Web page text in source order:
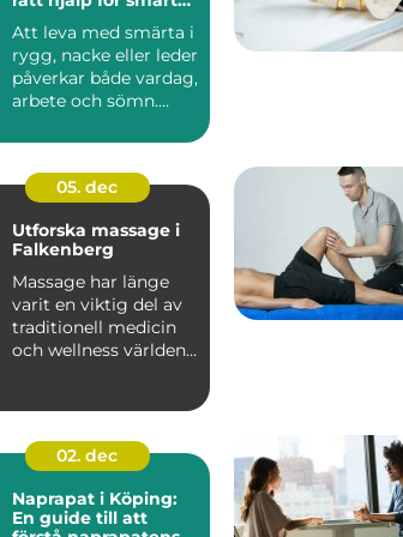
Att leva med smärta i
rygg, nacke eller leder
påverkar både vardag,
arbete och sömn.
05. dec
Utforska massage i
Falkenberg
Massage har länge
varit en viktig del av
traditionell medicin
och wellness världen
02. dec
Naprapat i Köping:
En guide till att